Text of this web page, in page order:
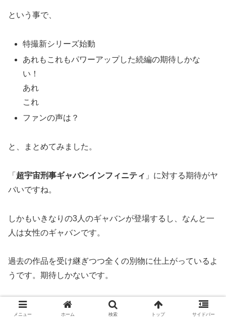
という事で、
特撮新シリーズ始動
あれもこれもパワーアップした続編の期待しかな
い！
あれ
これ
ファンの声は？
と、まとめてみました。
「 超宇宙刑事ギャバンインフィニティ 」に対する期待がヤ
バいですね。
しかもいきなりの3人のギャバンが登場するし、なんと一
人は女性のギャバンです。
過去の作品を受け継ぎつつ全くの別物に仕上がっているよ
うです。期待しかないです。
そうなればその作品に続く メタルヒーローたちも期待大
すね。
メニュー ホーム 検索 トップ サイドバー